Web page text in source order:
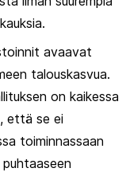
avaavat
talouskasvua.
on kaikessa
että se ei
toiminnassaan